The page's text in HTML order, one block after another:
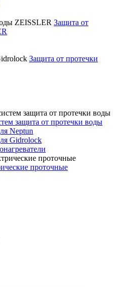
Защита от
Защита от протечки
защита от протечки воды
Neptun
Gidrolock
проточные